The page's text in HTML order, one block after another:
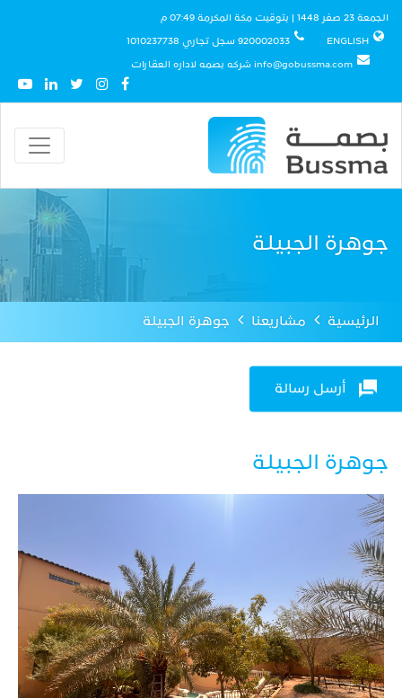
الجمعة 23 صفر 1448 | بتوقيت مكة المكرمة 07:49 م
ENGLISH 920002033 سجل تجاري 1010237738
info@gobussma.com شركه بصمه لاداره العقارات
جوهرة الجبيلة
الرئيسية مشاريعنا جوهرة الجبيلة
أرسل رسالة
جوهرة الجبيلة